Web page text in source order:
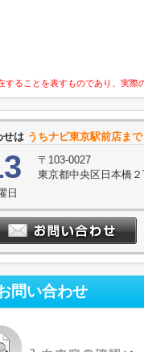
ることを表すものであり、実際
せは うちナビ東京駅前店まで
〒103-0027
東京都中央区日本橋
日
問い合わせ